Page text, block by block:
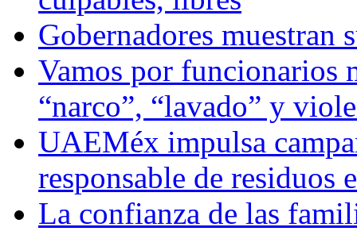
Gobernadores muestran
Vamos por funcionarios
“narco”, “lavado” y
UAEMéx impulsa
responsable de residuos
La confianza de las